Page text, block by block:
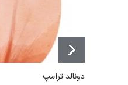
دونالد ترامپ